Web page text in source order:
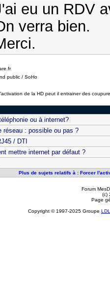
eu un RDV
verra bien.
public / SoHo
de la HD peut il entrainer des
ou à internet?
réseau : possible ou pas ?
/ DTI
mettre internet par défaut ?
Plus de sujets relatifs à : Forcer
Forum
(c)
Page
Copyright © 1997-2025 Groupe